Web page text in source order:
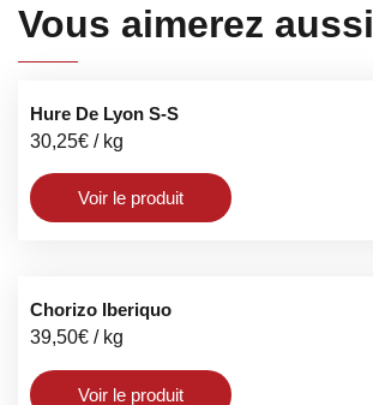
Vous aimerez aussi
Hure De Lyon S-S
30,25€ / kg
Voir le produit
Chorizo Iberiquo
39,50€ / kg
Voir le produit